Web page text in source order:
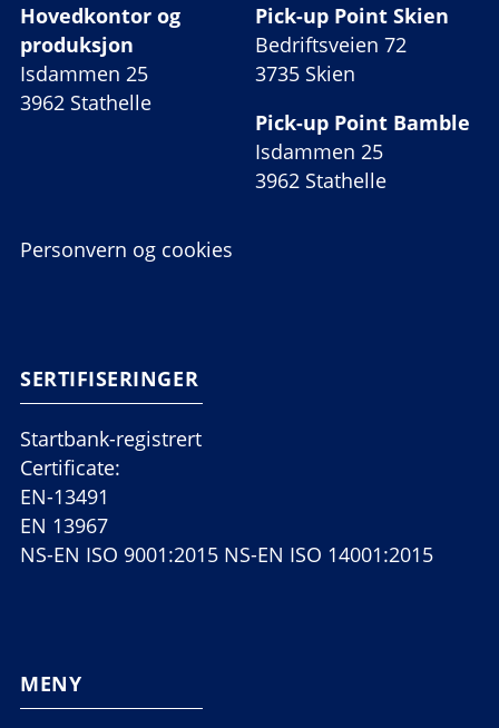
Hovedkontor og
produksjon
Isdammen 25
3962 Stathelle
Pick-up Point Skien
Bedriftsveien 72
3735 Skien
Pick-up Point Bamble
Isdammen 25
3962 Stathelle
Personvern og cookies
SERTIFISERINGER
Startbank-registrert
Certificate:
EN-13491
EN 13967
NS-EN ISO 9001:2015 NS-EN ISO 14001:2015
MENY